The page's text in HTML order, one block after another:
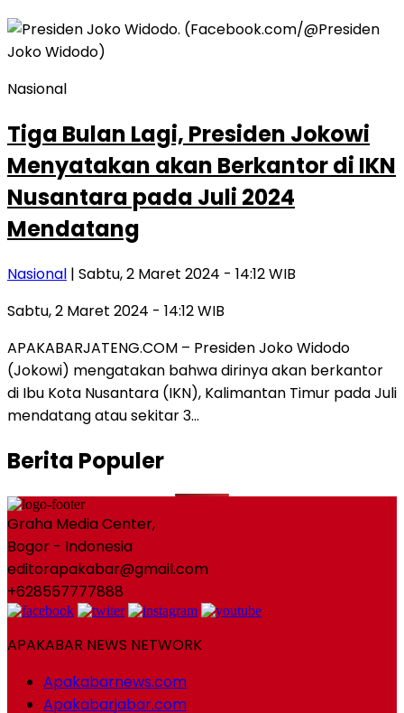
Nasional
Tiga Bulan Lagi, Presiden Jokowi
Menyatakan akan Berkantor di IKN
Nusantara pada Juli 2024
Mendatang
Nasional | Sabtu, 2 Maret 2024 - 14:12 WIB
Sabtu, 2 Maret 2024 - 14:12 WIB
APAKABARJATENG.COM – Presiden Joko Widodo
(Jokowi) mengatakan bahwa dirinya akan berkantor
di Ibu Kota Nusantara (IKN), Kalimantan Timur pada Juli
mendatang atau sekitar 3…
Berita Populer
Graha Media Center,
Bogor - Indonesia
editorapakabar@gmail.com
+628557777888
APAKABAR NEWS NETWORK
Apakabarnews.com
Apakabarjabar.com